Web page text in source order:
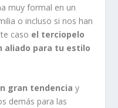
muy formal en un
o incluso si nos han
caso el terciopelo
aliado para tu estilo
gran tendencia y
demás para las